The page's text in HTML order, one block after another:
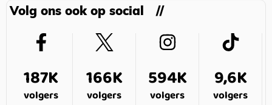
Volg ons ook op social
187K
volgers
166K
volgers
594K
volgers
9,6K
volgers